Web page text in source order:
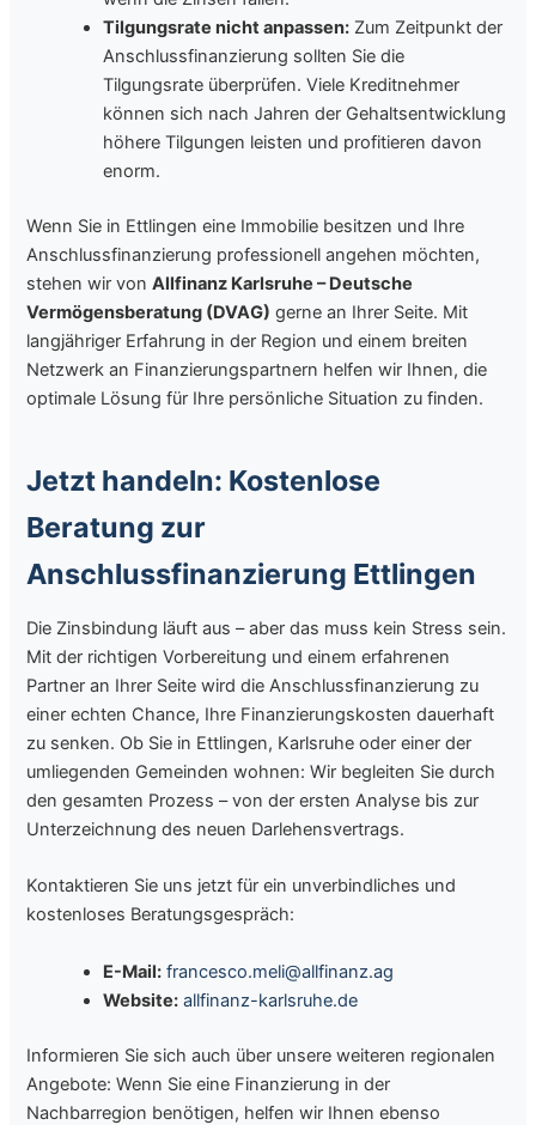
Tilgungsrate nicht anpassen: Zum Zeitpunkt der
Anschlussfinanzierung sollten Sie die
Tilgungsrate überprüfen. Viele Kreditnehmer
können sich nach Jahren der Gehaltsentwicklung
höhere Tilgungen leisten und profitieren davon
enorm.
Wenn Sie in Ettlingen eine Immobilie besitzen und Ihre
Anschlussfinanzierung professionell angehen möchten,
stehen wir vonAllfinanz Karlsruhe – Deutsche
Vermögensberatung (DVAG) gerne an Ihrer Seite. Mit
langjähriger Erfahrung in der Region und einem breiten
Netzwerk an Finanzierungspartnern helfen wir Ihnen, die
optimale Lösung für Ihre persönliche Situation zu finden.
Jetzt handeln: Kostenlose
Beratung zur
Anschlussfinanzierung Ettlingen
Die Zinsbindung läuft aus – aber das muss kein Stress sein.
Mit der richtigen Vorbereitung und einem erfahrenen
Partner an Ihrer Seite wird die Anschlussfinanzierung zu
einer echten Chance, Ihre Finanzierungskosten dauerhaft
zu senken. Ob Sie in Ettlingen, Karlsruhe oder einer der
umliegenden Gemeinden wohnen: Wir begleiten Sie durch
den gesamten Prozess – von der ersten Analyse bis zur
Unterzeichnung des neuen Darlehensvertrags.
Kontaktieren Sie uns jetzt für ein unverbindliches und
kostenloses Beratungsgespräch:
E-Mail: francesco.meli@allfinanz.ag
Website: allfinanz-karlsruhe.de
Informieren Sie sich auch über unsere weiteren regionalen
Angebote: Wenn Sie eine Finanzierung in der
Nachbarregion benötigen, helfen wir Ihnen ebenso